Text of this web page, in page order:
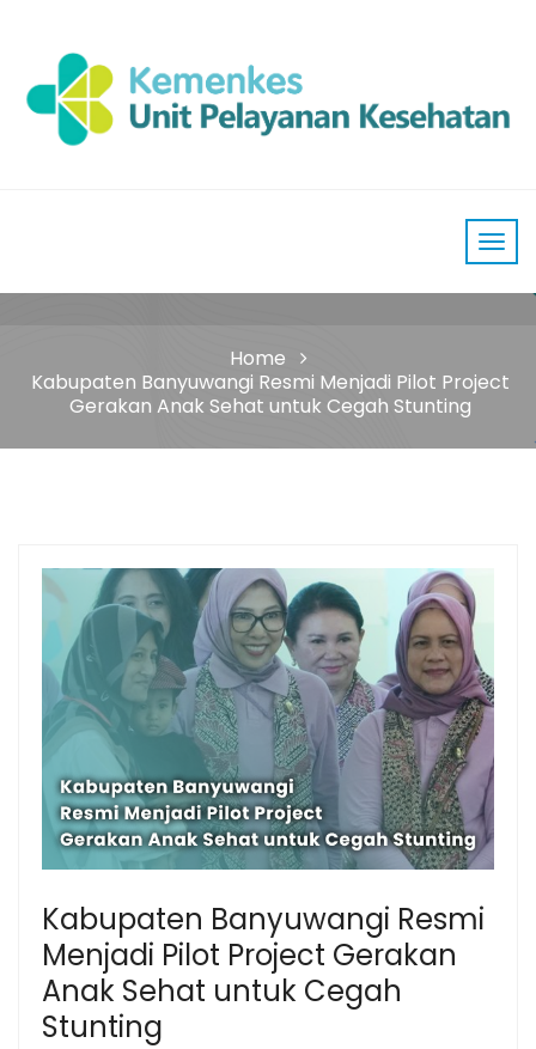
Home
Kabupaten Banyuwangi Resmi Menjadi Pilot Project
Gerakan Anak Sehat untuk Cegah Stunting
Kabupaten Banyuwangi Resmi
Menjadi Pilot Project Gerakan
Anak Sehat untuk Cegah
Stunting